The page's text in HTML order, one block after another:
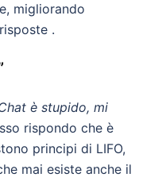
migliorando
.
è stupido, mi
rispondo che è
principi di LIFO,
mai esiste anche il